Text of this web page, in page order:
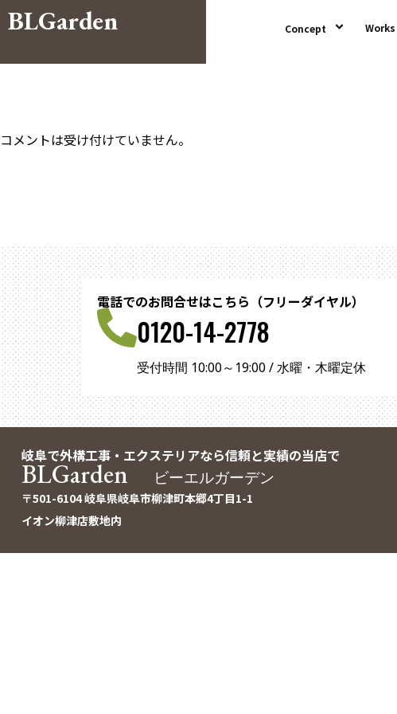
BLGarden Concept Works
コメントは受け付けていません。
電話でのお問合せはこちら（フリーダイヤル）
0120-14-2778
受付時間 10:00～19:00 / 水曜・木曜定休
岐阜で外構工事・エクステリアなら信頼と実績の当店で
BLGarden ビーエルガーデン
〒501-6104 岐阜県岐阜市柳津町本郷4丁目1-1
イオン柳津店敷地内